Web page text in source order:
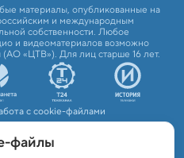
материалы, опубликованные на
и международным
собственности. Любое
и видеоматериалов возможно
(АО «ЦТВ»). Для лиц старше 16 лет.
с cookie-файлами
файлы